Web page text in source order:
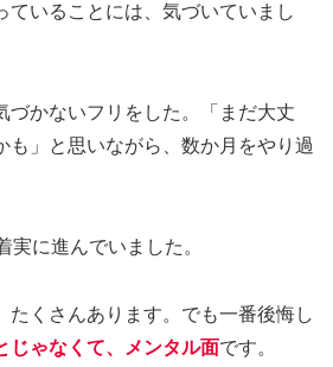
ていることには、気づいていまし
づかないフリをした。「まだ大丈
も」と思いながら、数か月をやり過
実に進んでいました。
たくさんあります。でも一番後悔し
じゃなくて、メンタル面です。